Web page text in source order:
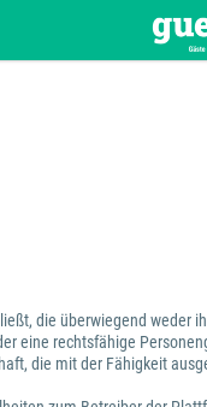
die überwiegend
eine rechtsfähige
die mit der Fähigkeit